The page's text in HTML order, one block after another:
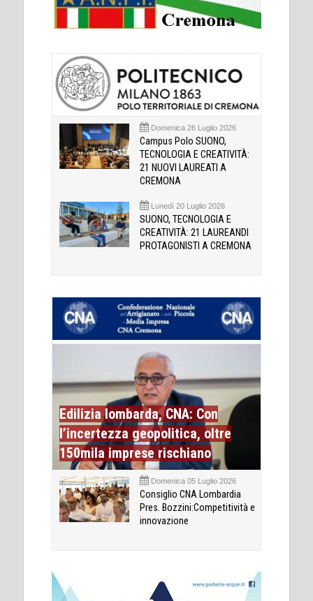
Domenica 26 Luglio 2026
Campus Polo SUONO,
TECNOLOGIA E CREATIVITÀ:
21 NUOVI LAUREATI A
CREMONA
Lunedì 20 Luglio 2026
SUONO, TECNOLOGIA E
CREATIVITÀ: 21 LAUREANDI
PROTAGONISTI A CREMONA
Edilizia lombarda, CNA: Con
l’incertezza geopolitica, oltre
150mila imprese rischiano
Domenica 05 Luglio 2026
Consiglio CNA Lombardia
Pres. Bozzini:Competitività e
innovazione